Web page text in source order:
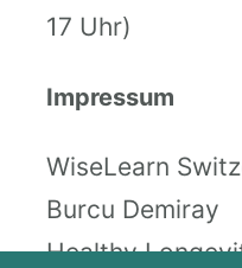
17 Uhr)
Impressum
WiseLearn
Burcu Demiray
Healthy